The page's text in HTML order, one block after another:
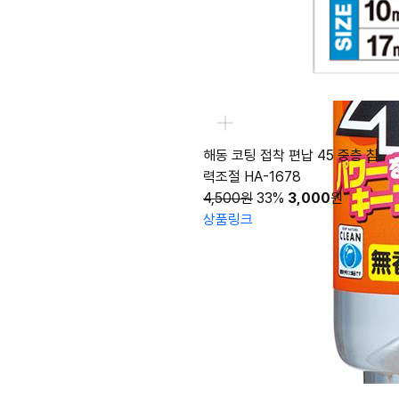
해동 코팅 접착 편납 45 중층 침
력조절 HA-1678
4,500원 33% 3,000원
상품링크